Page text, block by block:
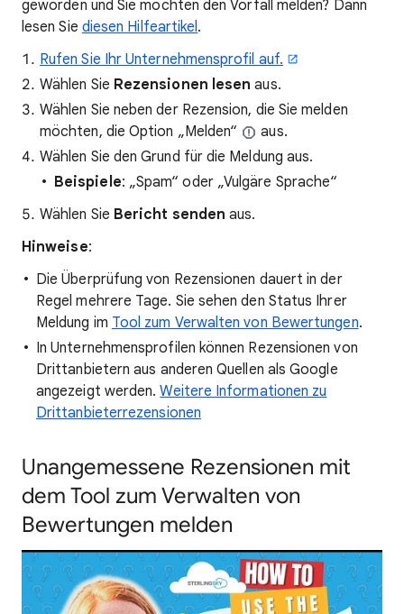
geworden und Sie möchten den Vorfall melden? Dann
lesen Sie diesen Hilfeartikel.
Rufen Sie Ihr Unternehmensprofil auf.
Wählen Sie Rezensionen lesen aus.
Wählen Sie neben der Rezension, die Sie melden
möchten, die Option „Melden“
aus.
Wählen Sie den Grund für die Meldung aus.
Beispiele: „Spam“ oder „Vulgäre Sprache“
Wählen Sie Bericht senden aus.
Hinweise:
Die Überprüfung von Rezensionen dauert in der
Regel mehrere Tage. Sie sehen den Status Ihrer
Meldung im Tool zum Verwalten von Bewertungen.
In Unternehmensprofilen können Rezensionen von
Drittanbietern aus anderen Quellen als Google
angezeigt werden.Weitere Informationen zu
Drittanbieterrezensionen
Unangemessene Rezensionen mit
dem Tool zum Verwalten von
Bewertungen melden